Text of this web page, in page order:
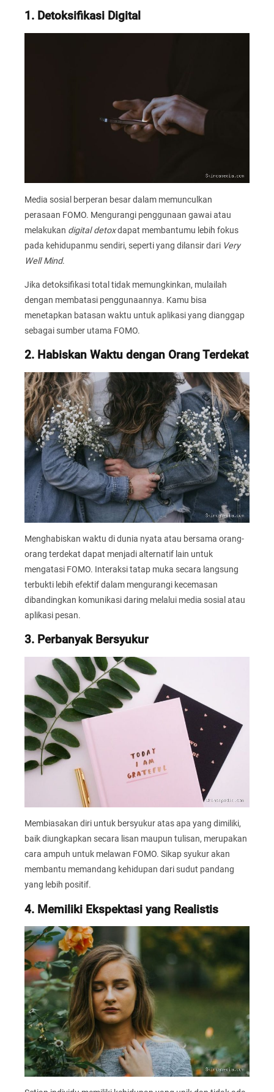
1. Detoksifikasi Digital
Media sosial berperan besar dalam memunculkan
perasaan FOMO. Mengurangi penggunaan gawai atau
melakukan digital detoxdapat membantumu lebih fokus
pada kehidupanmu sendiri, seperti yang dilansir dari Very
Well Mind.
Jika detoksifikasi total tidak memungkinkan, mulailah
dengan membatasi penggunaannya. Kamu bisa
menetapkan batasan waktu untuk aplikasi yang dianggap
sebagai sumber utama FOMO.
2. Habiskan Waktu dengan Orang Terdekat
Menghabiskan waktu di dunia nyata atau bersama orang-
orang terdekat dapat menjadi alternatif lain untuk
mengatasi FOMO. Interaksi tatap muka secara langsung
terbukti lebih efektif dalam mengurangi kecemasan
dibandingkan komunikasi daring melalui media sosial atau
aplikasi pesan.
3. Perbanyak Bersyukur
Membiasakan diri untuk bersyukur atas apa yang dimiliki,
baik diungkapkan secara lisan maupun tulisan, merupakan
cara ampuh untuk melawan FOMO. Sikap syukur akan
membantu memandang kehidupan dari sudut pandang
yang lebih positif.
4. Memiliki Ekspektasi yang Realistis